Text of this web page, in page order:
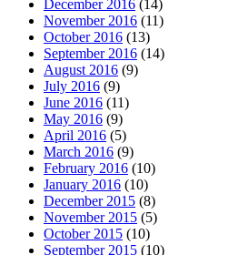
December 2016 (14)
November 2016 (11)
October 2016 (13)
September 2016 (14)
August 2016 (9)
July 2016 (9)
June 2016 (11)
May 2016 (9)
April 2016 (5)
March 2016 (9)
February 2016 (10)
January 2016 (10)
December 2015 (8)
November 2015 (5)
October 2015 (10)
September 2015 (10)